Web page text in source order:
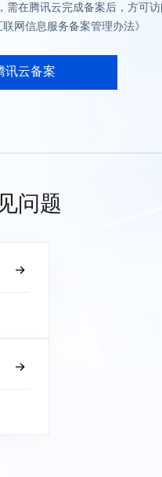
需在腾讯云完成备案后，方可
网信息服务备案管理办法》
讯云备案
问题